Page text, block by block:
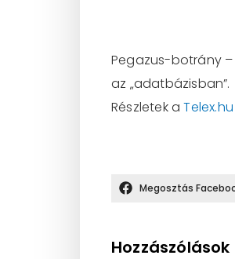
Pegazus-botrány
az „adatbázisban”.
Részletek aTelex.hu
Megosztás
Hozzászólások